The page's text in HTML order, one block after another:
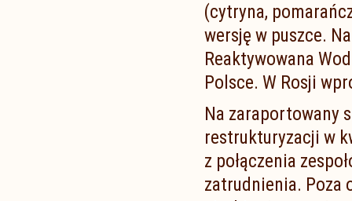
(cytryna,
wersję w puszce.
Reaktywowana
Polsce. W Rosji
Na zaraportowany
restrukturyzacji w
z połączenia
zatrudnienia. Poza